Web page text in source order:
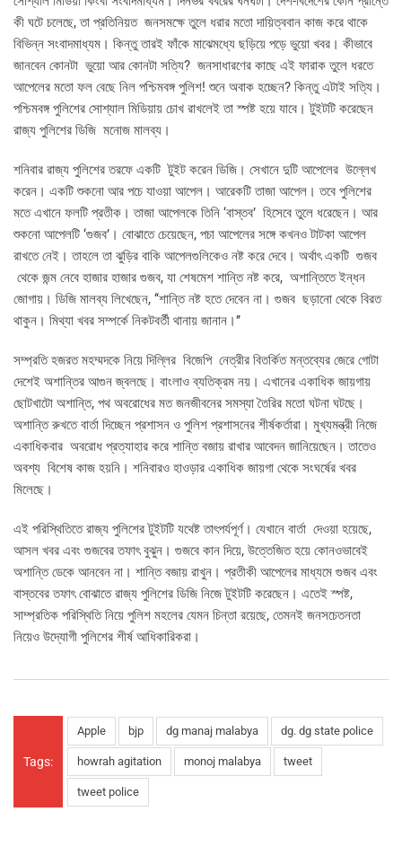
কী ঘটে চলেছে, তা প্রতিনিয়ত জনসমক্ষে তুলে ধরার মতো দায়িত্ববান কাজ করে থাকে
বিভিন্ন সংবাদমাধ্যম। কিন্তু তারই ফাঁকে মাঝেমধ্যে ছড়িয়ে পড়ে ভুয়ো খবর। কীভাবে
জানবেন কোনটা ভুয়ো আর কোনটা সত্যি? জনসাধারণের কাছে এই ফারাক তুলে ধরতে
আপেলের মতো ফল বেছে নিল পশ্চিমবঙ্গ পুলিশ! শুনে অবাক হচ্ছেন? কিন্তু এটাই সত্যি।
পশ্চিমবঙ্গ পুলিশের সোশ্যাল মিডিয়ায় চোখ রাখলেই তা স্পষ্ট হয়ে যাবে। টুইটটি করেছেন
রাজ্য পুলিশের ডিজি মনোজ মালব্য।
শনিবার রাজ্য পুলিশের তরফে একটি টুইট করেন ডিজি। সেখানে দুটি আপেলের উল্লেখ
করেন। একটি শুকনো আর পচে যাওয়া আপেল। আরেকটি তাজা আপেল। তবে পুলিশের
মতে এখানে ফলটি প্রতীক। তাজা আপেলকে তিনি ‘বাস্তব’ হিসেবে তুলে ধরেছেন। আর
শুকনো আপেলটি ‘গুজব’। বোঝাতে চেয়েছেন, পচা আপেলের সঙ্গে কখনও টাটকা আপেল
রাখতে নেই। তাহলে তা ঝুড়ির বাকি আপেলগুলিকেও নষ্ট করে দেবে। অর্থাৎ একটি গুজব
থেকে জন্ম নেবে হাজার হাজার গুজব, যা শেষমেশ শান্তি নষ্ট করে, অশান্তিতে ইন্ধন
জোগায়। ডিজি মালব্য লিখেছেন, ‘‘শান্তি নষ্ট হতে দেবেন না। গুজব ছড়ানো থেকে বিরত
থাকুন। মিথ্যা খবর সম্পর্কে নিকটবর্তী থানায় জানান।’’
সম্প্রতি হজরত মহম্মদকে নিয়ে দিল্লির বিজেপি নেত্রীর বিতর্কিত মন্তব্যের জেরে গোটা
দেশেই অশান্তির আগুন জ্বলছে। বাংলাও ব্যতিক্রম নয়। এখানের একাধিক জায়গায়
ছোটখাটো অশান্তি, পথ অবরোধের মত জনজীবনের সমস্যা তৈরির মতো ঘটনা ঘটছে।
অশান্তি রুখতে বার্তা দিচ্ছেন প্রশাসন ও পুলিশ প্রশাসনের শীর্ষকর্তারা। মুখ্যমন্ত্রী নিজে
একাধিকবার অবরোধ প্রত্যাহার করে শান্তি বজায় রাখার আবেদন জানিয়েছেন। তাতেও
অবশ্য বিশেষ কাজ হয়নি। শনিবারও হাওড়ার একাধিক জায়গা থেকে সংঘর্ষের খবর
মিলেছে।
এই পরিস্থিতিতে রাজ্য পুলিশের টুইটটি যথেষ্ট তাৎপর্যপূর্ণ। যেখানে বার্তা দেওয়া হয়েছে,
আসল খবর এবং গুজবের তফাৎ বুঝুন। গুজবে কান দিয়ে, উত্তেজিত হয়ে কোনওভাবেই
অশান্তি ডেকে আনবেন না। শান্তি বজায় রাখুন। প্রতীকী আপেলের মাধ্যমে গুজব এবং
বাস্তবের তফাৎ বোঝাতে রাজ্য পুলিশের ডিজি নিজে টুইটটি করেছেন। এতেই স্পষ্ট,
সাম্প্রতিক পরিস্থিতি নিয়ে পুলিশ মহলের যেমন চিন্তা রয়েছে, তেমনই জনসচেতনতা
নিয়েও উদ্যোগী পুলিশের শীর্ষ আধিকারিকরা।
Tags:
Apple bjp dg manaj malabya dg. dg state police
howrah agitation monoj malabya tweet
tweet police